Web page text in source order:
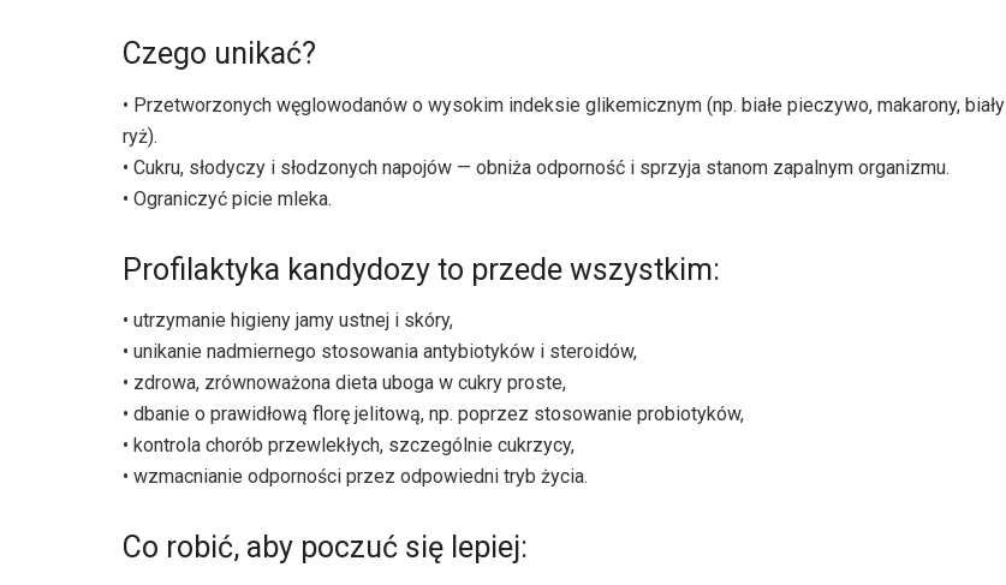
Czego unikać?
• Przetworzonych węglowodanów o wysokim indeksie glikemicznym (np. białe pieczywo, makarony, biały
ryż).
• Cukru, słodyczy i słodzonych napojów — obniża odporność i sprzyja stanom zapalnym organizmu.
• Ograniczyć picie mleka.
Profilaktyka kandydozy to przede wszystkim:
• utrzymanie higieny jamy ustnej i skóry,
• unikanie nadmiernego stosowania antybiotyków i steroidów,
• zdrowa, zrównoważona dieta uboga w cukry proste,
• dbanie o prawidłową florę jelitową, np. poprzez stosowanie probiotyków,
• kontrola chorób przewlekłych, szczególnie cukrzycy,
• wzmacnianie odporności przez odpowiedni tryb życia.
Co robić, aby poczuć się lepiej: